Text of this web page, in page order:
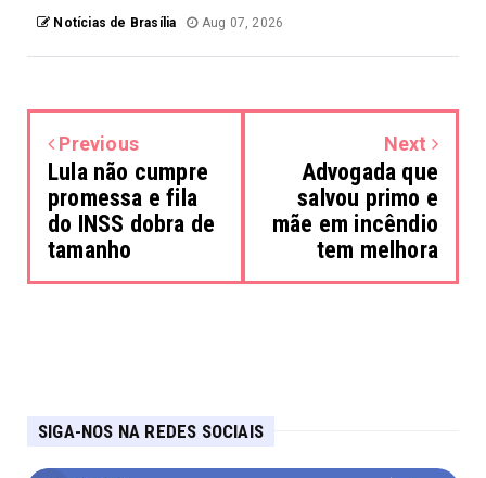
Notícias de Brasília Aug 07, 2026
Previous
Lula não cumpre
promessa e fila
do INSS dobra de
tamanho
Next
Advogada que
salvou primo e
mãe em incêndio
tem melhora
SIGA-NOS NA REDES SOCIAIS